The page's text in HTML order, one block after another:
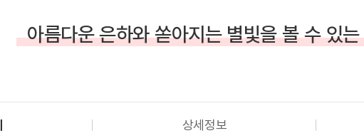
아름다운 은하와 쏟아지는 별빛을 볼 수 있
상세정보